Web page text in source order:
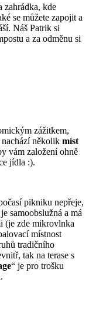
zahrádka, kde
se můžete zapojit a
Náš Patrik si
a za odměnu si
zážitkem,
několik míst
vám založení ohně
jídla :).
pikniku nepřeje,
samoobslužná a má
(je zde mikrovlnka
místnost
tradičního
tak na terase s
“ je pro trošku